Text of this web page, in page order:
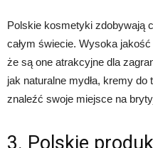
Polskie kosmetyki zdobywają
całym świecie. Wysoka
że są one atrakcyjne dla
jak naturalne mydła, kremy
znaleźć swoje miejsce na
3. Polskie